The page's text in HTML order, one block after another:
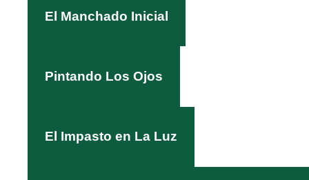
El Manchado Inicial
Pintando Los Ojos
El Impasto en La Luz